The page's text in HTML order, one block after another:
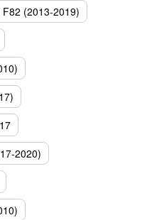
(2013-2019)
2020)